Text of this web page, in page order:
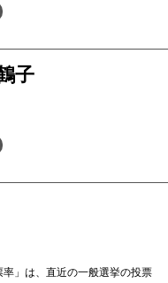
子
」は、直近の一般選挙の投票